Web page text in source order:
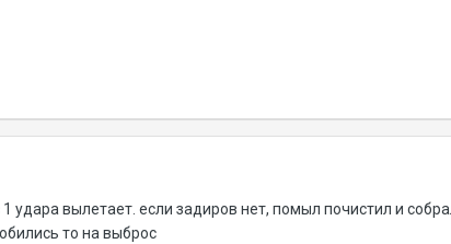
удара вылетает. если задиров нет, помыл почистил и
то на выброс